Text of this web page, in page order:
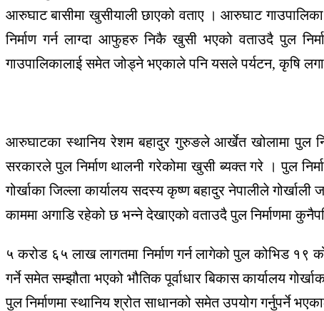
आरुघाट बासीमा खुसीयाली छाएको वताए । आरुघाट
निर्माण गर्न लाग्दा आफुहरु निकै खुसी भएको वताउदै पुल
गाउपालिकालाई समेत जोड्ने भएकाले पनि यसले पर्यटन, कृषि
आरुघाटका स्थानिय रेशम बहादुर गुरुङले आर्खेत खोलामा पुल
सरकारले पुल निर्माण थालनी गरेकोमा खुसी ब्यक्त गरे । पुल
गोर्खाका जिल्ला कार्यालय सदस्य कृष्ण बहादुर नेपालीले
काममा अगाडि रहेको छ भन्ने देखाएको वताउदै पुल निर्माणमा
५ करोड ६५ लाख लागतमा निर्माण गर्न लागेको पुल कोभिड १९
गर्ने समेत सम्झौता भएको भौतिक पूर्वाधार बिकास कार्यालय
पुल निर्माणमा स्थानिय श्रोत साधानको समेत उपयोग गर्नुपर्ने